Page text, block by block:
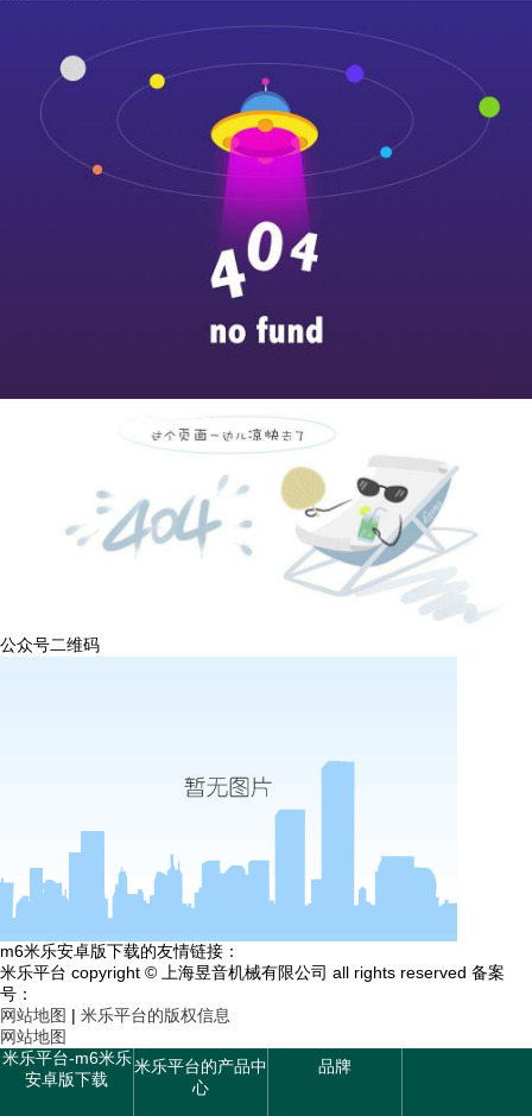
公众号二维码
m6米乐安卓版下载的友情链接：
米乐平台 copyright © 上海昱音机械有限公司 all rights reserved 备案
号：
网站地图 | 米乐平台的版权信息
米乐平台-m6米乐
安卓版下载
米乐平台的产品中
心
品牌
网站地图